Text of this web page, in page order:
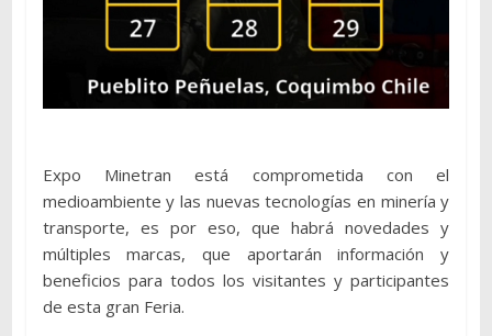
Expo Minetran está comprometida con el
medioambiente y las nuevas tecnologías en minería y
transporte, es por eso, que habrá novedades y
múltiples marcas, que aportarán información y
beneficios para todos los visitantes y participantes
de esta gran Feria.